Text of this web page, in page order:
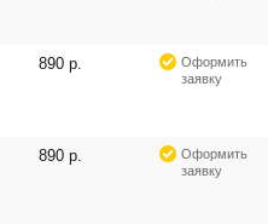
890 р.
Оформить
заявку
890 р.
Оформить
заявку